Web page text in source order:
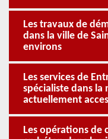
Les travaux de
dans la ville de
environs
Les services de
spécialiste dans la
actuellement
Les opérations de